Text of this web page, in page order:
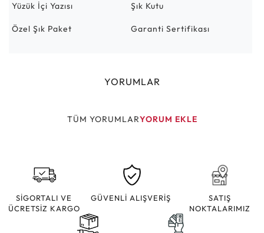
Yüzük İçi Yazısı Şık Kutu
Özel Şık Paket Garanti Sertifikası
YORUMLAR
TÜM YORUMLARYORUM EKLE
SİGORTALI VE
ÜCRETSİZ KARGO
GÜVENLİ ALIŞVERİŞ
SATIŞ
NOKTALARIMIZ